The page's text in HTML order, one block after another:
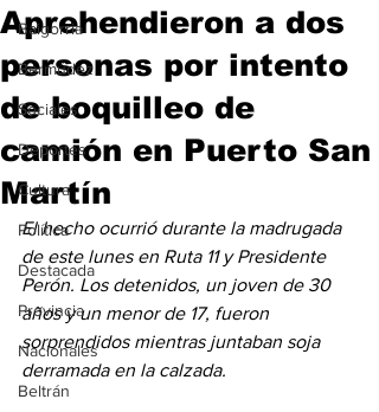
Baigorria
Bermúdez
Sociales
Deportes
Cultura
Política
Destacada
Provincia
Nacionales
Beltrán
Aprehendieron a dos
personas por intento
de boquilleo de
camión en Puerto San
Martín
El hecho ocurrió durante la madrugada
de este lunes en Ruta 11 y Presidente
Perón. Los detenidos, un joven de 30
años y un menor de 17, fueron
sorprendidos mientras juntaban soja
derramada en la calzada.